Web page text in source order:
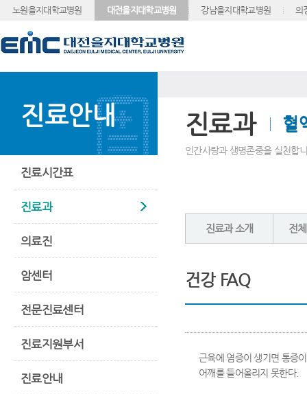
노원을지대학교병원 대전을지대학교병원 강남을지대학교병원 의
진료안내
진료시간표
진료과
의료진
암센터
전문진료센터
진료지원부서
진료안내
진료과 혈
인간사랑과 생명존중을 실천합
진료과 소개 전
건강 FAQ
근육에 염증이 생기면 통증
어깨를 들어올리지 못한다.